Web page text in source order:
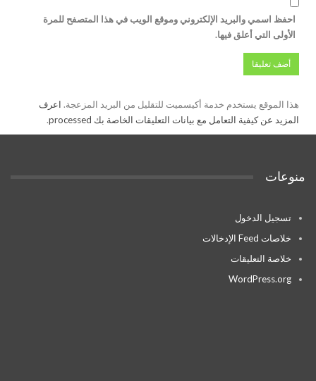
احفظ اسمي والبريد الإلكتروني وموقع الويب في هذا المتصفح للمرة
الأولى التي أعلق فيها.
هذا الموقع يستخدم خدمة أكيسميت للتقليل من البريد المزعجة. اعرف
المزيد عن كيفية التعامل مع بيانات التعليقات الخاصة بك processed
.
منوعات
تسجيل الدخول
خلاصات Feed الإدخالات
خلاصة التعليقات
WordPress.org